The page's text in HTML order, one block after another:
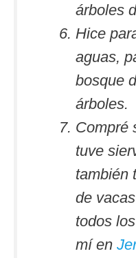
árboles
Hice
aguas,
bosque
árboles.
Compré
tuve
también
de
todos
mí en